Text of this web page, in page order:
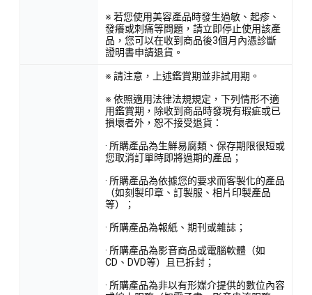
※ 若您使用美容產品時發生過敏、起疹、
發癢或刺痛等問題，請立即停止使用該產
品，您可以在收到商品後3個月內憑診斷
證明書申請退貨。
※ 請注意，上述鑑賞期並非試用期。
※ 依照適用法律法規規定，下列情形不適
用鑑賞期，除收到商品時發現有瑕疵或已
損壞者外，恕不接受退貨：
· 所購產品為生鮮易腐類、保存期限很短或
您取消訂單時即將過期的產品；
· 所購產品為依據您的要求而客製化的產品
（如刻製印章、訂製服、相片印製產品
等）；
· 所購產品為報紙、期刊或雜誌；
· 所購產品為影音商品或電腦軟體（如
CD、DVD等）且已拆封；
· 所購產品為非以有形媒介提供的數位內容